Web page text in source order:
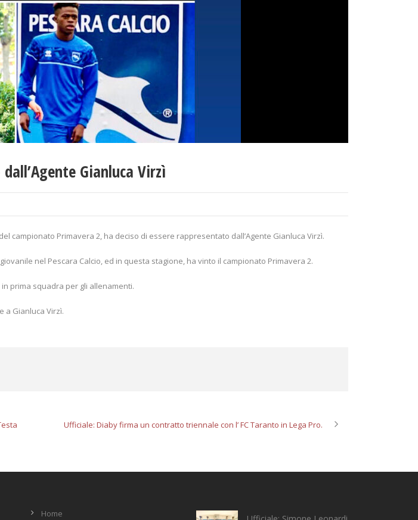
Gianluca Virzì
campionato Primavera 2, ha deciso di essere rappresentato dall’Agente Gianluca Virzì.
nel Pescara Calcio, ed in questa stagione, ha vinto il campionato Primavera 2.
prima squadra per gli allenamenti.
a Gianluca Virzì.
Ufficiale: Diaby firma un contratto triennale con l’ FC Taranto in Lega Pro.
Home